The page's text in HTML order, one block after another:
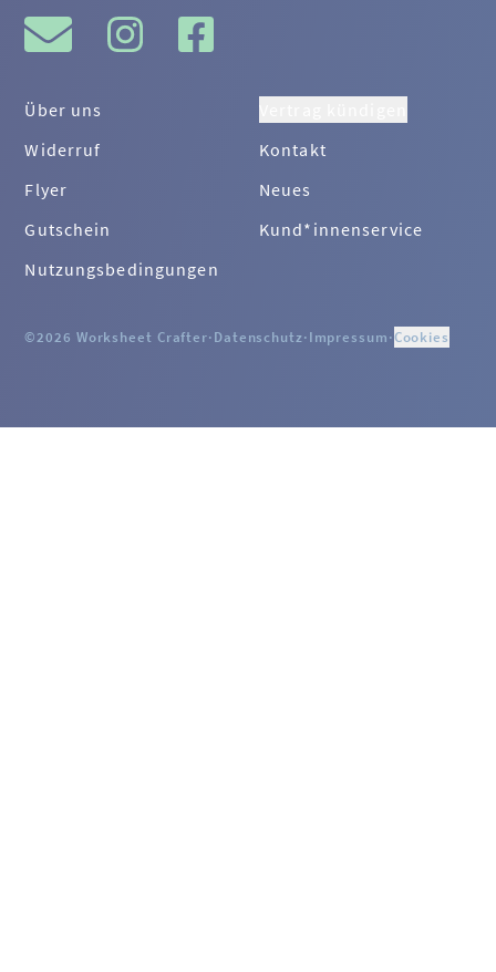
Über uns
Widerruf
Kontakt
Flyer
Neues
Gutschein
Kund*innenservice
Nutzungsbedingungen
©2026 Worksheet Crafter·Datenschutz·Impressum·Cookies